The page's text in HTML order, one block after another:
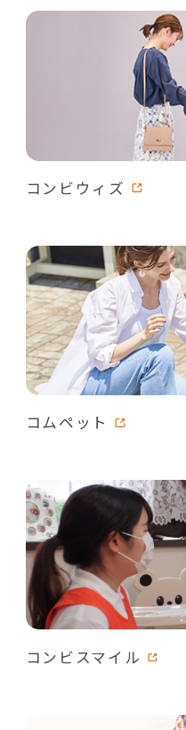
コンビウィズ
コムペット
コンビスマイル